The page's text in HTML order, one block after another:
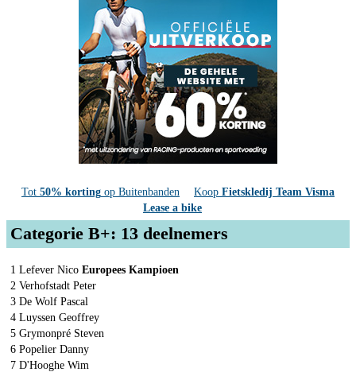
Tot 50% korting op Buitenbanden Koop Fietskledij Team Visma
Lease a bike
Categorie B+: 13 deelnemers
1 Lefever Nico Europees Kampioen
2 Verhofstadt Peter
3 De Wolf Pascal
4 Luyssen Geoffrey
5 Grymonpré Steven
6 Popelier Danny
7 D'Hooghe Wim